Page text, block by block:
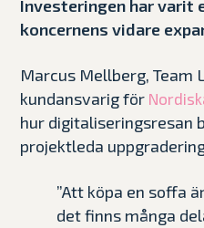
Investeringen har
koncernens vidare
Marcus Mellberg, Team
kundansvarig för
hur digitaliseringsresan
projektleda
”Att köpa en soffa
det finns många